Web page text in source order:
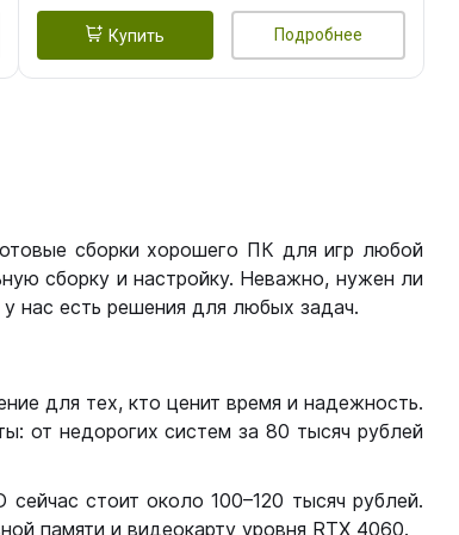
Купить Подробнее
сборки хорошего ПК для игр любой
сборку и настройку. Неважно, нужен ли
нас есть решения для любых задач.
для тех, кто ценит время и надежность.
от недорогих систем за 80 тысяч рублей
стоит около 100–120 тысяч рублей.
памяти и видеокарту уровня RTX 4060.